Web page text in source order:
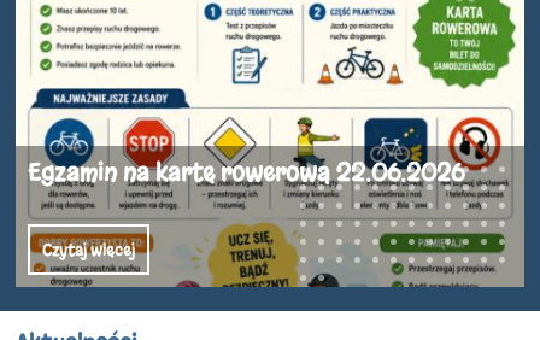
„Bezpieczne Wakacje 2026”
Dzielnicowa z Komisariatu Policji w Annopol przeprowadziła spotkanie
i prelekcje o bezpieczeństwie na zbliżających się wakacjach. Aspirant
Ewelina Kuś – dzielnicowa z Posterunku Policji w Annopol, jak każdego
roku w okresie przedwakacyjnym spotyka się z dziećmi i młodzieżą w
szkołach i przedszkolach aby porozmawiać z nimi na temat zagrożeń,
do jakich może dojść w trakcie spędzania wolnego czasu w okresie
letniego wypoczynku w miejscu zamieszkani
Czytaj więcej